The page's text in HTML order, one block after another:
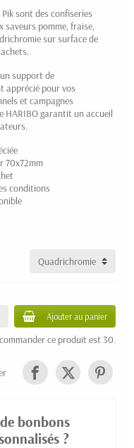
sont des confiseries
pomme, fraise,
sur surface de
support de
apprécié pour vos
et campagnes
HARIBO garantit un accueil
70x72mm
conditions
Ajouter au panier
ce produit est 30.
bonbons
?